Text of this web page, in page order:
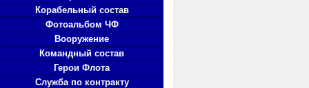
Корабельный состав
Фотоальбом ЧФ
Вооружение
Командный состав
Герои Флота
Служба по контракту